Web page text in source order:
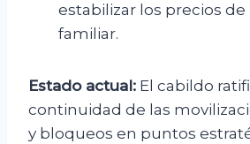
estabilizar los precios de
familiar.
Estado actual: El cabildo
continuidad de las
y bloqueos en puntos